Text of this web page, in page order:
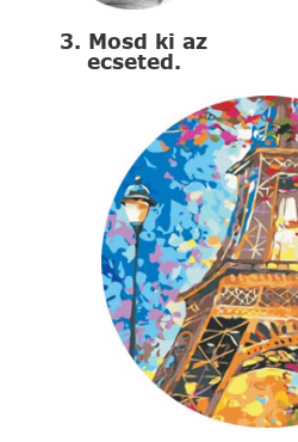
3. Mosd ki az
ecseted.